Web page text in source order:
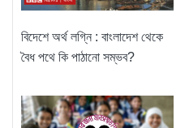
বিদেশে অর্থ লগ্নি : বাংলাদেশ থেকে
বৈধ পথে কি পাঠানো সম্ভব?